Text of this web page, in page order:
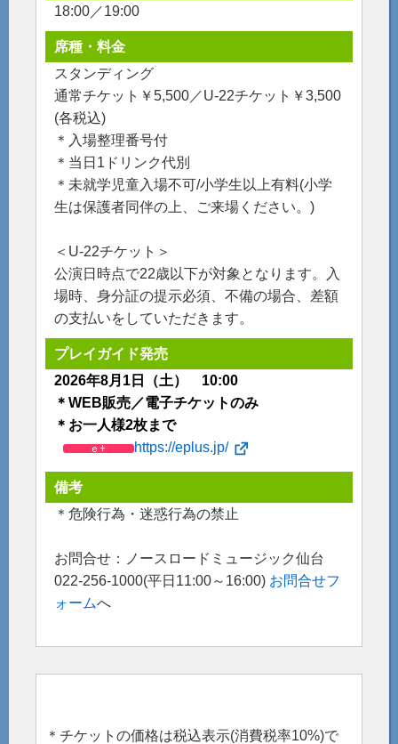
18:00／19:00
席種・料金
スタンディング
通常チケット￥5,500／U-22チケット￥3,500
(各税込)
＊入場整理番号付
＊当日1ドリンク代別
＊未就学児童⼊場不可/⼩学⽣以上有料(⼩学
⽣は保護者同伴の上、ご来場ください。)
＜U-22チケット＞
公演⽇時点で22歳以下が対象となります。⼊
場時、⾝分証の提⽰必須、不備の場合、差額
の⽀払いをしていただきます。
プレイガイド発売
2026年8月1日（土） 10:00
＊WEB販売／電子チケットのみ
＊お一人様2枚まで
https://eplus.jp/
備考
＊危険⾏為・迷惑⾏為の禁⽌
お問合せ：ノースロードミュージック仙台
022-256-1000(平日11:00～16:00) お問合せフ
ォームへ
＊チケットの価格は税込表示(消費税率10%)で